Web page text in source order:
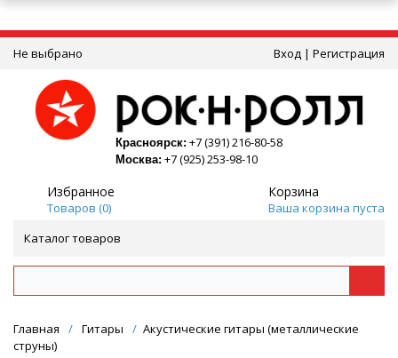
Не выбрано Вход | Регистрация
Красноярск: +7 (391) 216-80-58
Москва: +7 (925) 253-98-10
Избранное
Товаров (0)
Корзина
Ваша корзина пуста
Каталог товаров
Главная / Гитары / Акустические гитары (металлические
струны)